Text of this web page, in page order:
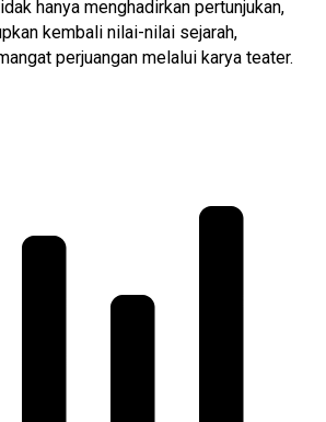
hanya menghadirkan pertunjukan,
kembali nilai-nilai sejarah,
perjuangan melalui karya teater.